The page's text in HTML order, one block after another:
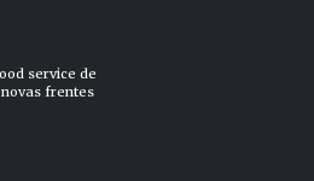
service de
frentes